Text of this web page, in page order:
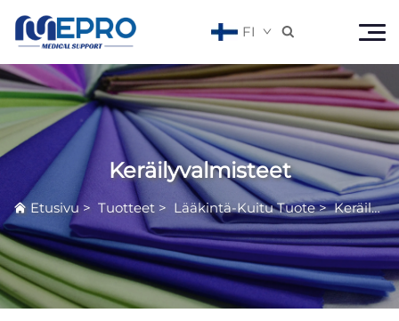
FI 
Keräilyvalmisteet
Etusivu> Tuotteet > Lääkintä-Kuitu Tuote>Keräilyvalmisteet